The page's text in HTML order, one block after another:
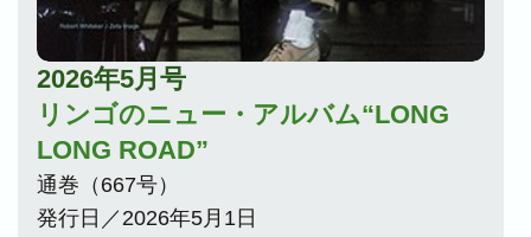
2026年5月号
リンゴのニュー・アルバム“LONG
LONG ROAD”
通巻（667号）
発行日／2026年5月1日